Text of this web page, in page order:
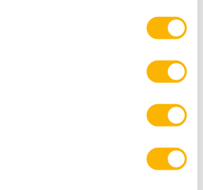
die jou overal mee